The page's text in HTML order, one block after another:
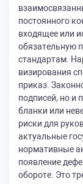
постоянного
входящее или
обязательную
стандартам.
визирования
приказ.
подписей, но и
бланки или
риски для
актуальные
нормативные
появление
обороте. Это